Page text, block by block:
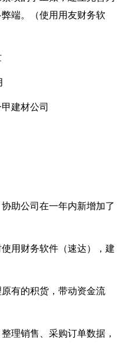
端。（使用用友财务软
建材公司
助公司在一年内新增加了
用财务软件（速达），建
有的积货，带动资金流
销售、采购订单数据，